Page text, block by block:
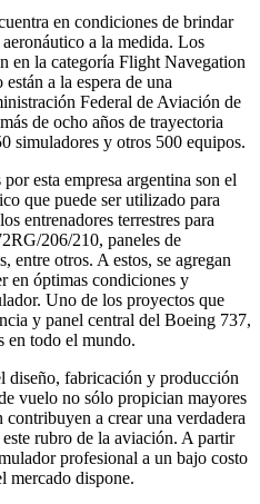
en condiciones de brindar
a la medida. Los
en la categoría Flight Navegation
a la espera de una
Federal de Aviación de
de ocho años de trayectoria
simuladores y otros 500 equipos.
esta empresa argentina son el
que puede ser utilizado para
entrenadores terrestres para
206/210, paneles de
entre otros. A estos, se agregan
en óptimas condiciones y
Uno de los proyectos que
y panel central del Boeing 737,
en todo el mundo.
diseño, fabricación y producción
vuelo no sólo propician mayores
a crear una verdadera
rubro de la aviación. A partir
profesional a un bajo costo
mercado dispone.